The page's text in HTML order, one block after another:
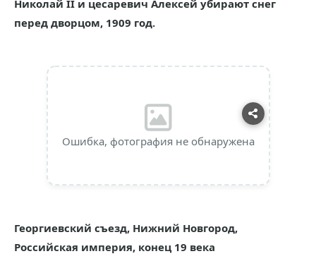
Николай II и цесаревич Алексей убирают снег
перед дворцом, 1909 год.
Ошибка, фотография не обнаружена
Георгиевский съезд, Нижний Новгород,
Российская империя, конец 19 века